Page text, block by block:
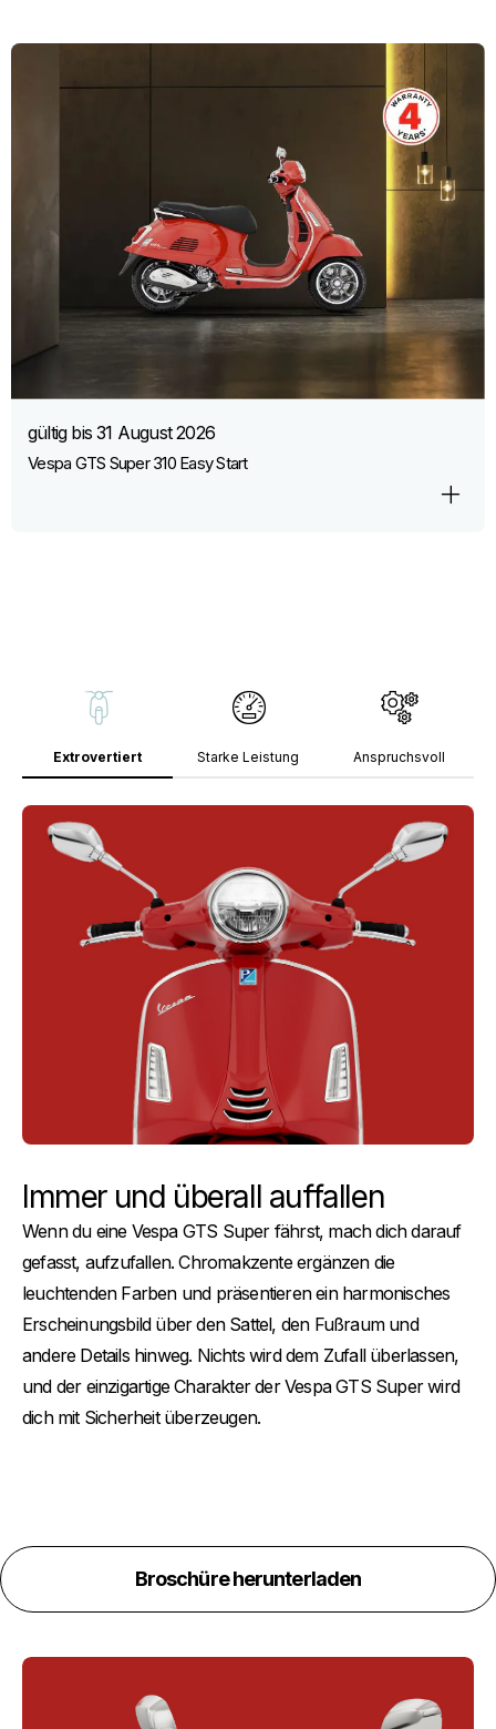
gültig bis 31 August 2026
Vespa GTS Super 310 Easy Start
Extrovertiert Starke Leistung Anspruchsvoll
Immer und überall auffallen
Wenn du eine Vespa GTS Super fährst, mach dich darauf
gefasst, aufzufallen. Chromakzente ergänzen die
leuchtenden Farben und präsentieren ein harmonisches
Erscheinungsbild über den Sattel, den Fußraum und
andere Details hinweg. Nichts wird dem Zufall überlassen,
und der einzigartige Charakter der Vespa GTS Super wird
dich mit Sicherheit überzeugen.
Broschüre herunterladen